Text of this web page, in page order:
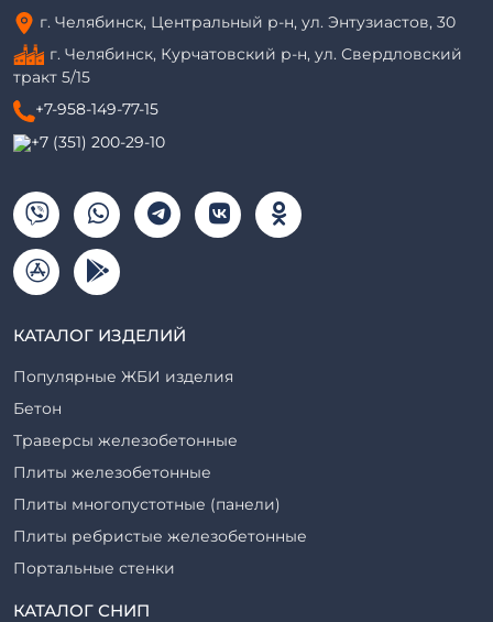
г. Челябинск, Центральный р-н, ул. Энтузиастов, 30
г. Челябинск, Курчатовский р-н, ул. Свердловский
тракт 5/15
+7-958-149-77-15
+7 (351) 200-29-10
КАТАЛОГ ИЗДЕЛИЙ
Популярные ЖБИ изделия
Бетон
Траверсы железобетонные
Плиты железобетонные
Плиты многопустотные (панели)
Плиты ребристые железобетонные
Портальные стенки
Прогоны железобетонные
КАТАЛОГ СНИП